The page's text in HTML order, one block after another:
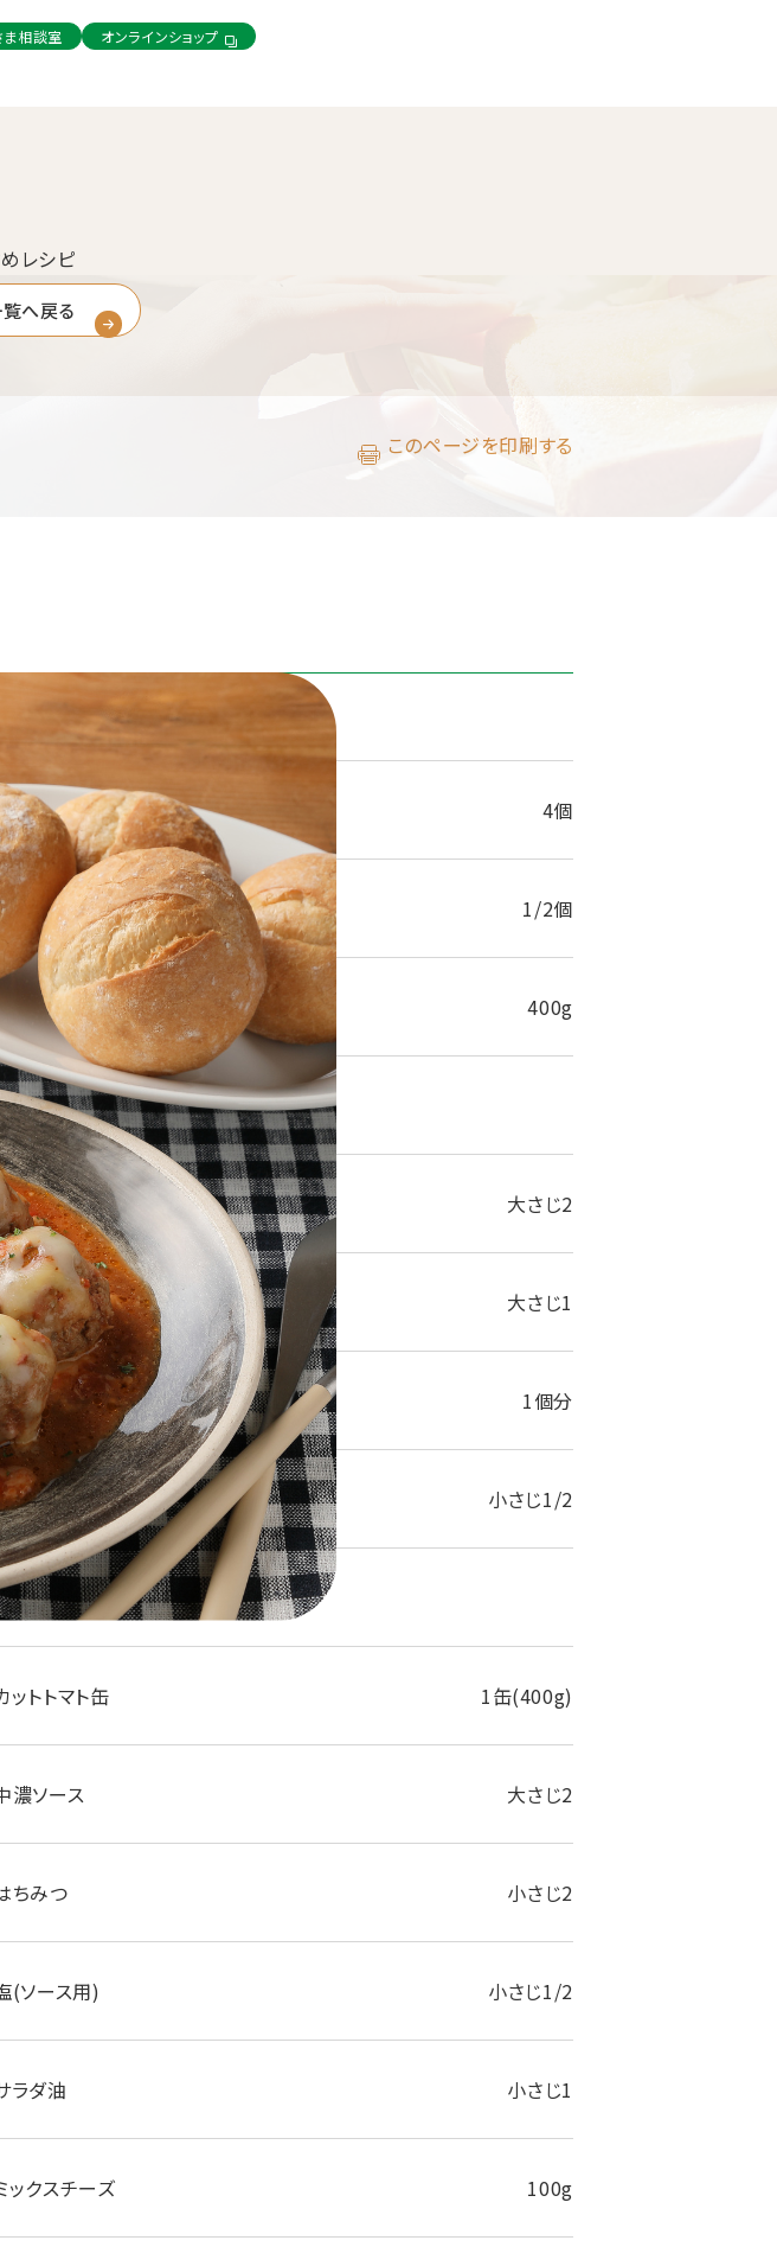
ま相談室 オンラインショップ
レシピ
へ戻る
このページを印刷する
材料（2人分）964kcal/1人分
産小麦 ミニソフトフランス 4個
ねぎ 1/2個
いびき肉 400g
ン粉 大さじ2
乳 大さじ1
き卵 1個分
(たね用) 小さじ1/2
ットトマト缶 1缶(400g)
濃ソース 大さじ2
ちみつ 小さじ2
(ソース用) 小さじ1/2
ラダ油 小さじ1
ックスチーズ 100g